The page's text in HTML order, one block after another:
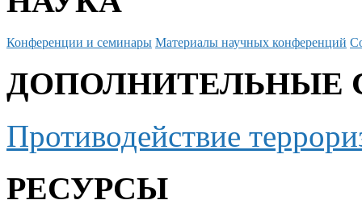
Конференции и семинары Материалы научных конференций
ДОПОЛНИТЕЛЬНЫЕ
Противодействие
РЕСУРСЫ